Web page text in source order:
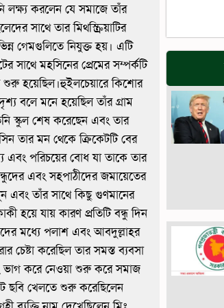
লক্ষ্য করলেন যে সমাজে তাঁর
সাথে তার মিথস্ক্রিয়াটির
গেমগুলিতে নিযুক্ত হয়। এটি
সাথে মহসিনের প্রেমের সম্পর্কটি
হয়েছিল।হুইলচেয়ারে কিশোর
বলে মনে হয়েছিল তাঁর গ্রাম
স্কুল শেষ করেছেন এবং তার
তার মন থেকে ক্রিকেটটি বের
এবং পরিচয়ের বোধ যা তাকে তার
এবং সহপাঠীদের জমায়েতের
এবং তাঁর সাথে কিছু গুণমানের
হয়ে যায় কারণ প্রতিটি বন্ধু দিন
মধ্যে পলাশ এবং আবদুল্লাহর
চেষ্টা করেছিল তার সমস্ত ব্যবসা
ভাগ করে নেওয়া শুরু করে সমাজ
ছবি খেলতে শুরু করেছিলেন